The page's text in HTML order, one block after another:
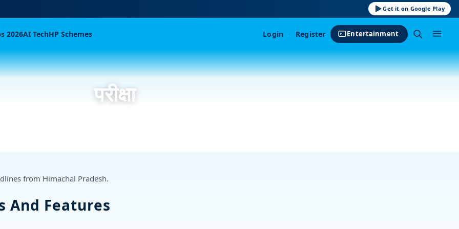
Get it on Google Play
2026AI TechHP Schemes Login · Register Entertainment
परीक्षा
from Himachal Pradesh.
And Features